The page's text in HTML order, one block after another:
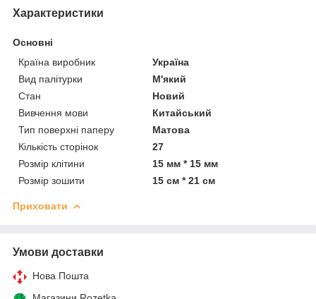
Характеристики
Основні
Країна виробник
Україна
Вид палітурки
М'який
Стан
Новий
Вивчення мови
Китайський
Тип поверхні паперу
Матова
Кількість сторінок
27
Розмір клітини
15 мм * 15 мм
Розмір зошити
15 см * 21 см
Приховати
Умови доставки
Нова Пошта